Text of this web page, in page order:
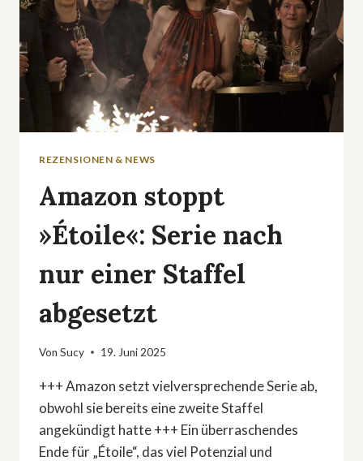
REZENSIONEN & NEWS
Amazon stoppt
»Étoile«: Serie nach
nur einer Staffel
abgesetzt
Von Sucy 19. Juni 2025
+++ Amazon setzt vielversprechende Serie ab,
obwohl sie bereits eine zweite Staffel
angekündigt hatte +++ Ein überraschendes
Ende für „Étoile“, das viel Potenzial und